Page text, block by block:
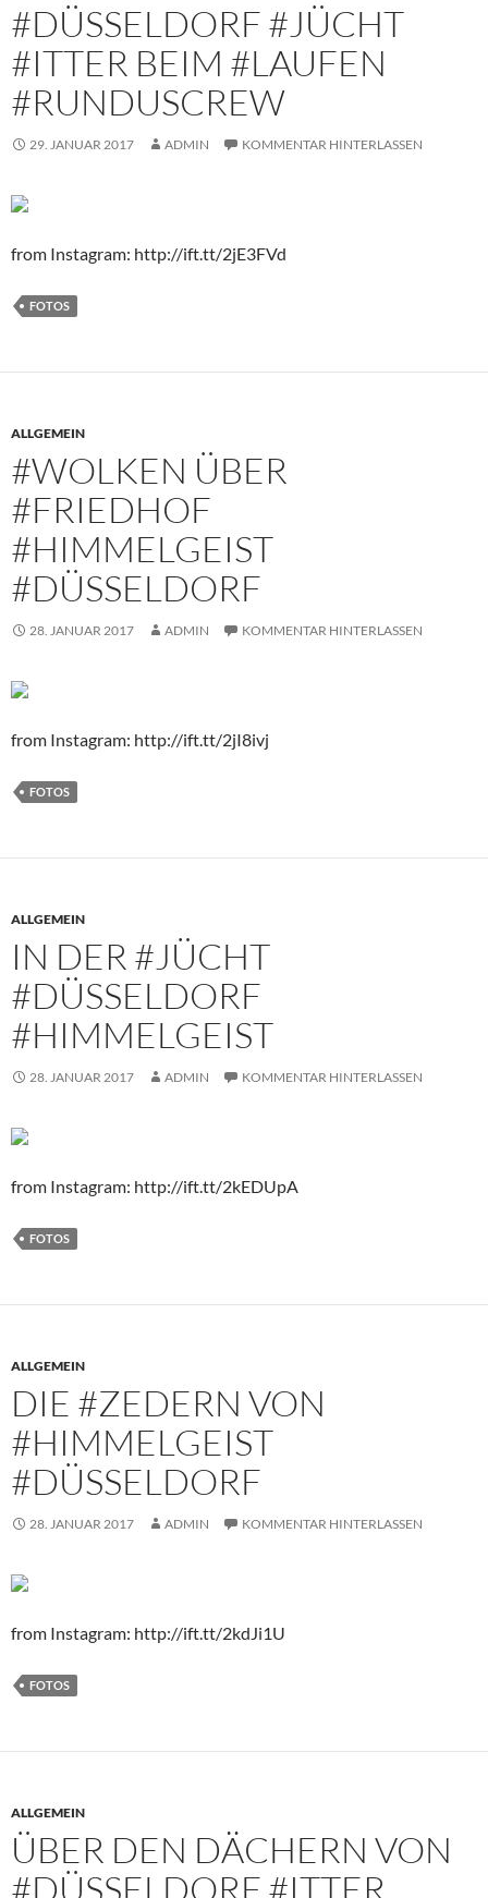
#DÜSSELDORF #JÜCHT
#ITTER BEIM #LAUFEN
#RUNDUSCREW
29. JANUAR 2017 ADMIN KOMMENTAR HINTERLASSEN
from Instagram: http://ift.tt/2jE3FVd
FOTOS
ALLGEMEIN
#WOLKEN ÜBER
#FRIEDHOF
#HIMMELGEIST
#DÜSSELDORF
28. JANUAR 2017 ADMIN KOMMENTAR HINTERLASSEN
from Instagram: http://ift.tt/2jI8ivj
FOTOS
ALLGEMEIN
IN DER #JÜCHT
#DÜSSELDORF
#HIMMELGEIST
28. JANUAR 2017 ADMIN KOMMENTAR HINTERLASSEN
from Instagram: http://ift.tt/2kEDUpA
FOTOS
ALLGEMEIN
DIE #ZEDERN VON
#HIMMELGEIST
#DÜSSELDORF
28. JANUAR 2017 ADMIN KOMMENTAR HINTERLASSEN
from Instagram: http://ift.tt/2kdJi1U
FOTOS
ALLGEMEIN
ÜBER DEN DÄCHERN VON
#DÜSSELDORF #ITTER .